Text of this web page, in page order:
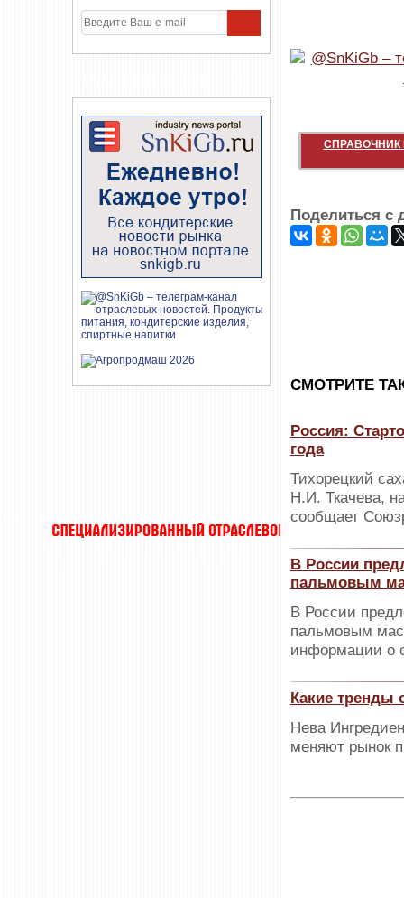
СПРАВОЧНИК
Поделиться с
CМОТРИТЕ
Россия:
года
Тихорецкий
Н.И. Ткачева,
сообщает
В России
пальмовым
В России
пальмовым
информации о
Какие тренды
Нева
меняют рынок